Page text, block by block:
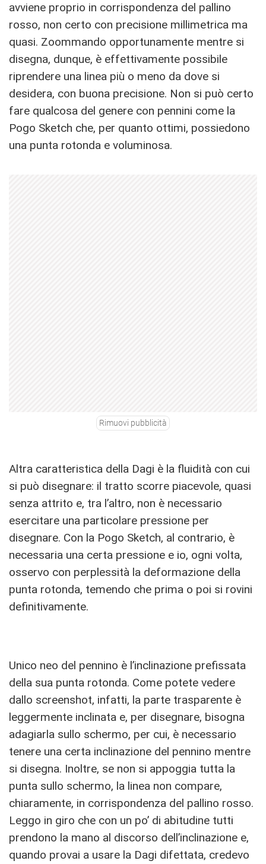
avviene proprio in corrispondenza del pallino
rosso, non certo con precisione millimetrica ma
quasi. Zoommando opportunamente mentre si
disegna, dunque, è effettivamente possibile
riprendere una linea più o meno da dove si
desidera, con buona precisione. Non si può certo
fare qualcosa del genere con pennini come la
Pogo Sketch che, per quanto ottimi, possiedono
una punta rotonda e voluminosa.
Rimuovi pubblicità
Altra caratteristica della Dagi è la fluidità con cui
si può disegnare: il tratto scorre piacevole, quasi
senza attrito e, tra l’altro, non è necessario
esercitare una particolare pressione per
disegnare. Con la Pogo Sketch, al contrario, è
necessaria una certa pressione e io, ogni volta,
osservo con perplessità la deformazione della
punta rotonda, temendo che prima o poi si rovini
definitivamente.
Unico neo del pennino è l’inclinazione prefissata
della sua punta rotonda. Come potete vedere
dallo screenshot, infatti, la parte trasparente è
leggermente inclinata e, per disegnare, bisogna
adagiarla sullo schermo, per cui, è necessario
tenere una certa inclinazione del pennino mentre
si disegna. Inoltre, se non si appoggia tutta la
punta sullo schermo, la linea non compare,
chiaramente, in corrispondenza del pallino rosso.
Leggo in giro che con un po’ di abitudine tutti
prendono la mano al discorso dell’inclinazione e,
quando provai a usare la Dagi difettata, credevo